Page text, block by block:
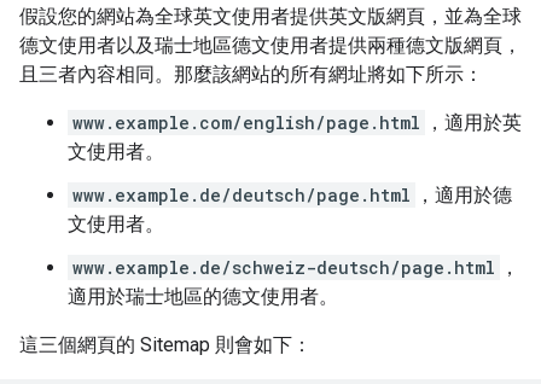
假設您的網站為全球英文使用者提供英文版網頁，並為全球
德文使用者以及瑞士地區德文使用者提供兩種德文版網頁，
且三者內容相同。那麼該網站的所有網址將如下所示：
www.example.com/english/page.html
，適用於英
文使用者。
www.example.de/deutsch/page.html
，適用於德
文使用者。
www.example.de/schweiz-deutsch/page.html
，
適用於瑞士地區的德文使用者。
這三個網頁的 Sitemap 則會如下：